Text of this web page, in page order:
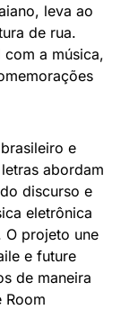
leva ao
de rua.
com a música,
e
abordam
discurso e
eletrônica
O projeto une
e future
de maneira
Room